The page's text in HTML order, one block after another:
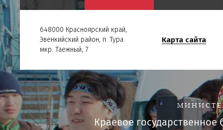
648000 Красноярский край,
Эвенкийский район, п. Тура
мкр. Таежный, 7
Карта сайта
Краевое